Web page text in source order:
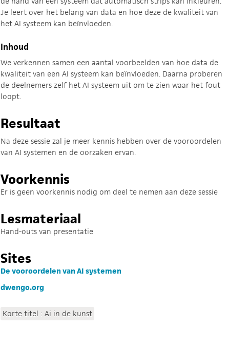
Je leert over het belang van data en hoe deze de kwaliteit van
het AI systeem kan beïnvloeden.
Inhoud
We verkennen samen een aantal voorbeelden van hoe data de
kwaliteit van een AI systeem kan beïnvloeden. Daarna proberen
de deelnemers zelf het AI systeem uit om te zien waar het fout
loopt.
Resultaat
Na deze sessie zal je meer kennis hebben over de vooroordelen
van AI systemen en de oorzaken ervan.
Voorkennis
Er is geen voorkennis nodig om deel te nemen aan deze sessie
Lesmateriaal
Hand-outs van presentatie
Sites
De vooroordelen van AI systemen
dwengo.org
Korte titel : Ai in de kunst